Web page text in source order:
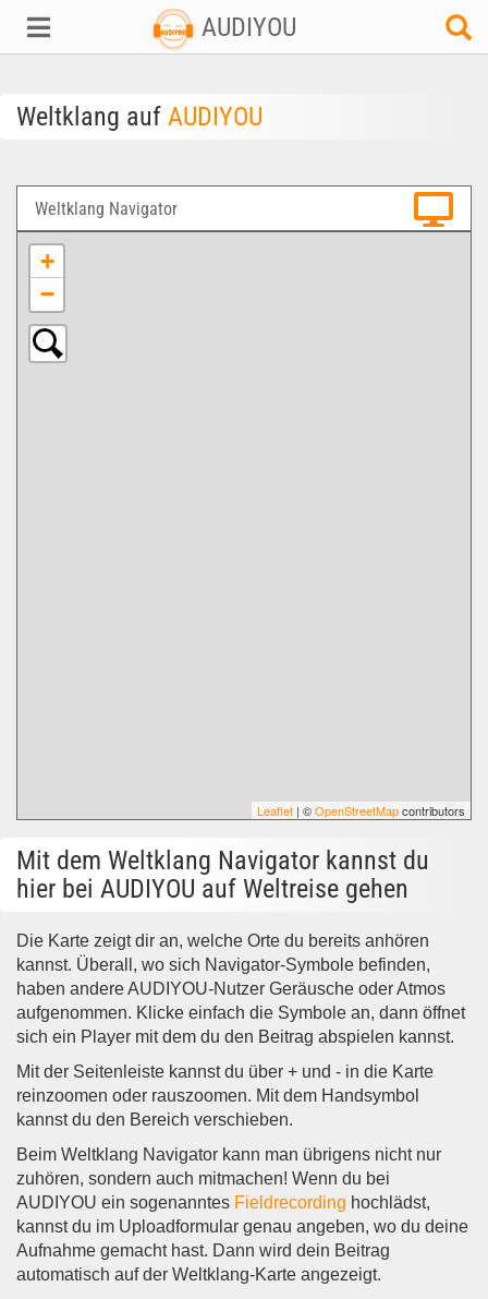
AUDIYOU
Weltklang auf AUDIYOU
Weltklang Navigator
+
−
Leaflet | ©OpenStreetMapcontributors
Mit dem Weltklang Navigator kannst du
hier bei AUDIYOU auf Weltreise gehen
Die Karte zeigt dir an, welche Orte du bereits anhören
kannst. Überall, wo sich Navigator-Symbole befinden,
haben andere AUDIYOU-Nutzer Geräusche oder Atmos
aufgenommen. Klicke einfach die Symbole an, dann öffnet
sich ein Player mit dem du den Beitrag abspielen kannst.
Mit der Seitenleiste kannst du über + und - in die Karte
reinzoomen oder rauszoomen. Mit dem Handsymbol
kannst du den Bereich verschieben.
Beim Weltklang Navigator kann man übrigens nicht nur
zuhören, sondern auch mitmachen! Wenn du bei
AUDIYOU ein sogenanntes Fieldrecording hochlädst,
kannst du im Uploadformular genau angeben, wo du deine
Aufnahme gemacht hast. Dann wird dein Beitrag
automatisch auf der Weltklang-Karte angezeigt.